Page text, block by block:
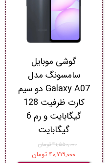
گوشی موبایل
سامسونگ مدل
Galaxy A07 دو سیم
کارت ظرفیت 128
گیگابایت و رم 6
گیگابایت
۴۱,۵۵۰,۰۰۰ تومان
۴۰,۷۱۹,۰۰۰ تومان